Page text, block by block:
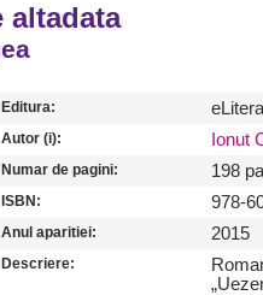
altadata
Editura:
Autor (i): Ionut
Numar de pagini: 198
ISBN: 978-
Anul aparitiei: 2015
Descriere: